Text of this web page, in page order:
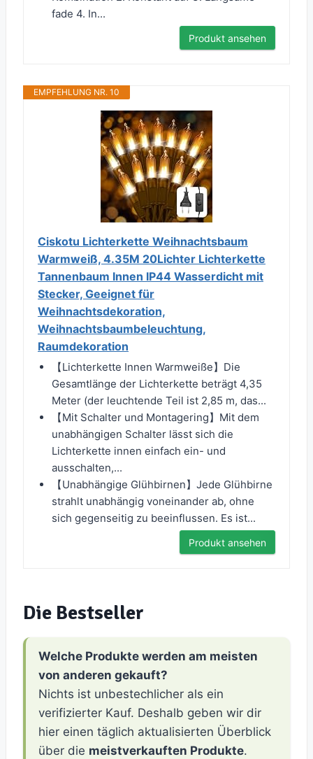
fade 4. In...
Produkt ansehen
EMPFEHLUNG NR. 10
Ciskotu Lichterkette Weihnachtsbaum
Warmweiß, 4.35M 20Lichter Lichterkette
Tannenbaum Innen IP44 Wasserdicht mit
Stecker, Geeignet für
Weihnachtsdekoration,
Weihnachtsbaumbeleuchtung,
Raumdekoration
【Lichterkette Innen Warmweiße】Die
Gesamtlänge der Lichterkette beträgt 4,35
Meter (der leuchtende Teil ist 2,85 m, das...
【Mit Schalter und Montagering】Mit dem
unabhängigen Schalter lässt sich die
Lichterkette innen einfach ein- und
ausschalten,...
【Unabhängige Glühbirnen】Jede Glühbirne
strahlt unabhängig voneinander ab, ohne
sich gegenseitig zu beeinflussen. Es ist...
Produkt ansehen
Die Bestseller
Welche Produkte werden am meisten
von anderen gekauft?
Nichts ist unbestechlicher als ein
verifizierter Kauf. Deshalb geben wir dir
hier einen täglich aktualisierten Überblick
über die meistverkauften Produkte.